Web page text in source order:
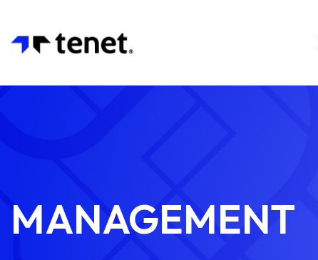
MANAGEMENT